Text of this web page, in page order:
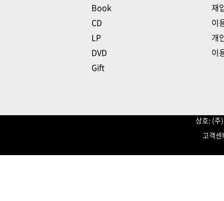
Book
CD
LP
DVD
Gift
재
이
개
이
상호: (
고객